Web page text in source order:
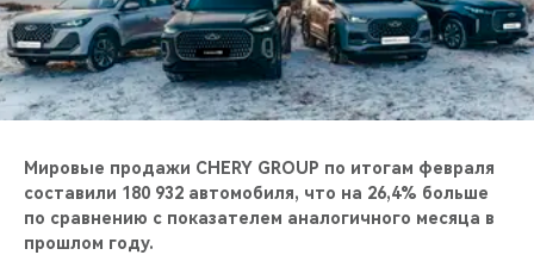
CHERY И СПОРТ
НАШИ МЕРОПРИЯТИЯ
ВИДЕООБЗОРЫ
CHERY ДЛЯ ДЕТЕЙ
Мировые продажи CHERY GROUP по итогам февраля
составили 180 932 автомобиля, что на 26,4% больше
по сравнению с показателем аналогичного месяца в
прошлом году.